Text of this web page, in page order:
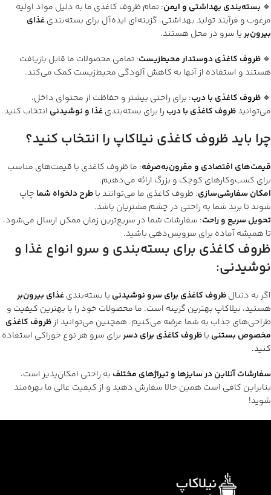
🔹 بسته‌بندی بهداشتی و ایمن: تمام ظروف کاغذی ما به دلیل مواد اولیه
مرغوب و فرآیند تولید بهداشتی، گزینه‌ای ایده‌آل برای بسته‌بندیغذای
بیرون‌بریا سرو در محل هستند.
🔹 ظروف کاغذی دوستدار محیط‌زیست: تمامی محصولات ما قابل بازیافت
هستند و استفاده از آنها به کاهش آلودگی محیط‌زیست کمک می‌کند.
🔹 ظروف کاغذی با درب: برای راحتی بیشتر و حفاظت از محتوای داخل،
می‌توانیدظروف کاغذی با درب را برای بسته‌بندیغذا و نوشیدنی انتخاب کنید.
چرا باید ظروف کاغذی نیلاکاپ را انتخاب کنید؟
قیمت‌های اقتصادی و مقرون‌به‌صرفه: ما ظروف کاغذی با قیمت‌های مناسب
برای کسب‌وکارهای کوچک و بزرگ ارائه می‌دهیم.
امکان سفارشی‌سازی: ظروف کاغذی ما می‌توانند باطرح دلخواه شما چاپ
شوند تا برند شما به راحتی در چشم مشتریان باشد.
تحویل سریع و راحت: سفارشات شما در سریع‌ترین زمان ممکن ارسال می‌شود،
تا همیشه آماده برای سرویس‌دهی باشید.
ظروف کاغذی برای بسته‌بندی و سرو انواع غذا و
نوشیدنی:
اگر به دنبالظروف کاغذی برای سرو نوشیدنی یا بسته‌بندیغذای بیرون‌بر
هستید، نیلاکاپ بهترین گزینه است. ما محصولات خود را با بهترین کیفیت و
طراحی‌های جذاب به شما عرضه می‌کنیم. همچنین می‌توانید ازظروف کاغذی
مخصوص بستنی یاظروف کاغذی برای دسربرای سرو هر نوع خوراکی استفاده
کنید.
سفارشات آنلاین در سایزها و تیراژهای مختلف به راحتی امکان‌پذیر است،
بنابراین کافی است همین حالا سفارش دهید و از کیفیت عالی ما بهره‌مند
شوید!